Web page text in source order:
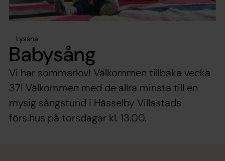
Lyssna
Babysång
Vi har sommarlov! Välkommen tillbaka vecka
37! Välkommen med de allra minsta till en
mysig sångstund i Hässelby Villastads
förs.hus på torsdagar kl. 13.00.